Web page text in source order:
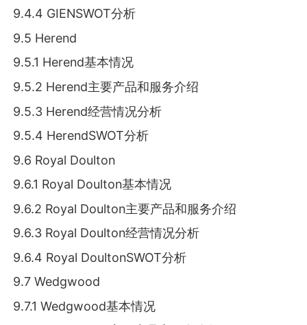
9.4.4 GIENSWOT分析
9.5 Herend
9.5.1 Herend基本情况
9.5.2 Herend主要产品和服务介绍
9.5.3 Herend经营情况分析
9.5.4 HerendSWOT分析
9.6 Royal Doulton
9.6.1 Royal Doulton基本情况
9.6.2 Royal Doulton主要产品和服务介绍
9.6.3 Royal Doulton经营情况分析
9.6.4 Royal DoultonSWOT分析
9.7 Wedgwood
9.7.1 Wedgwood基本情况